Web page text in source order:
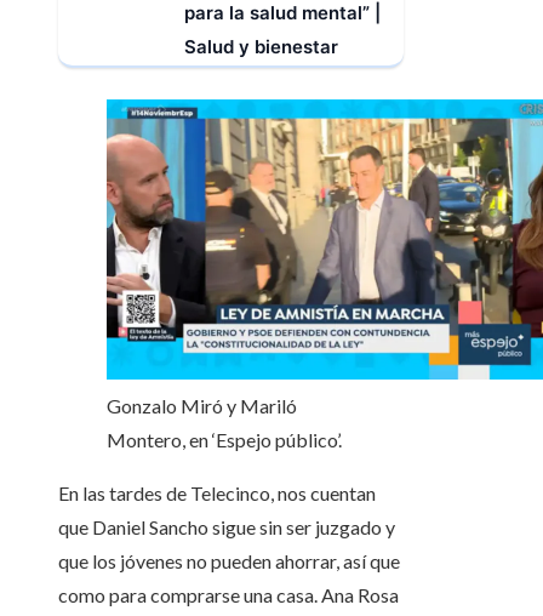
para la salud mental” |
Salud y bienestar
Gonzalo Miró y Mariló
Montero, en ‘Espejo público’.
En las tardes de Telecinco, nos cuentan
que Daniel Sancho sigue sin ser juzgado y
que los jóvenes no pueden ahorrar, así que
como para comprarse una casa. Ana Rosa